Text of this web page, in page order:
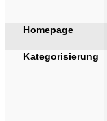
Homepage
Kategorisierung